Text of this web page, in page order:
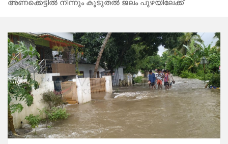
അണക്കെട്ടിൽ നിന്നും കൂടുതൽ ജലം പുഴയിലേക്ക്